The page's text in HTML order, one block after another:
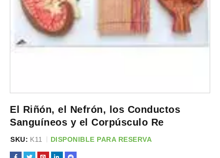
El Riñón, el Nefrón, los Conductos
Sanguíneos y el Corpúsculo Re
SKU: K11 DISPONIBLE PARA RESERVA